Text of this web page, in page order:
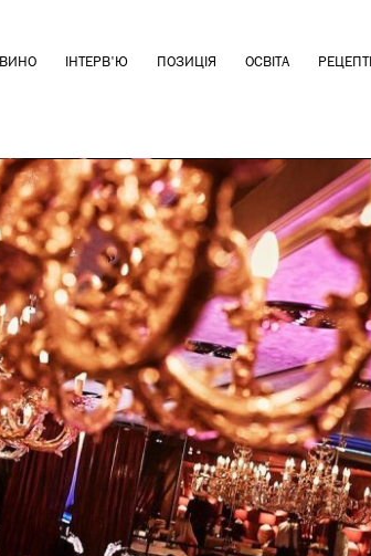
ВИНО ІНТЕРВ'Ю ПОЗИЦІЯ ОСВІТА